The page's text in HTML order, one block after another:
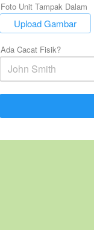
Foto Unit Tampak Dalam
`Upload Gambar
Ada Cacat Fisik?
John Smith